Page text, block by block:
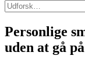
Personlige
uden at gå